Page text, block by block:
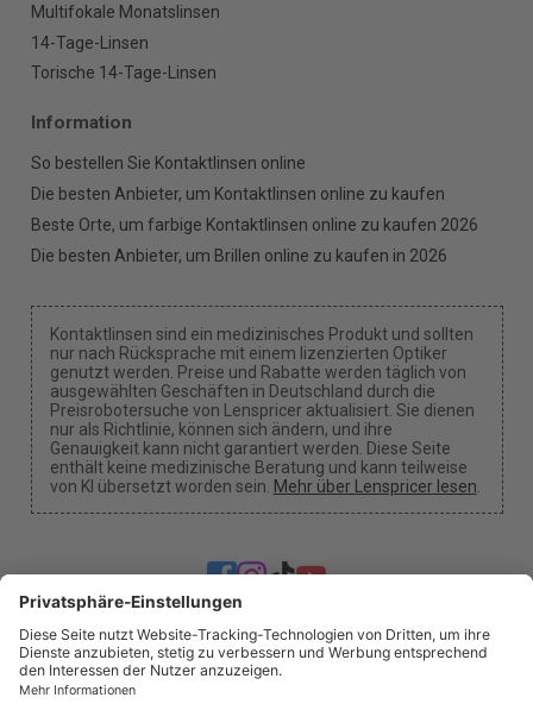
Multifokale Monatslinsen
14-Tage-Linsen
Torische 14-Tage-Linsen
Information
So bestellen Sie Kontaktlinsen online
Die besten Anbieter, um Kontaktlinsen online zu kaufen
Beste Orte, um farbige Kontaktlinsen online zu kaufen 2026
Die besten Anbieter, um Brillen online zu kaufen in 2026
Kontaktlinsen sind ein medizinisches Produkt und sollten
nur nach Rücksprache mit einem lizenzierten Optiker
genutzt werden. Preise und Rabatte werden täglich von
ausgewählten Geschäften in Deutschland durch die
Preisrobotersuche von Lenspricer aktualisiert. Sie dienen
nur als Richtlinie, können sich ändern, und ihre
Genauigkeit kann nicht garantiert werden. Diese Seite
enthält keine medizinische Beratung und kann teilweise
von KI übersetzt worden sein. Mehr über Lenspricer lesen.
Cookie-Einstellungen
Wir können eine Provision erhalten, wenn du einen
unserer Links verwendest, um einen Kauf zu tätigen.